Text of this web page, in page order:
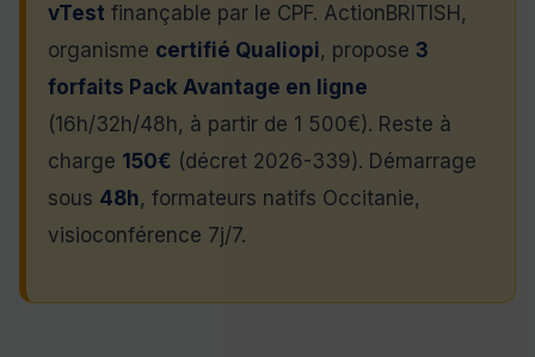
vTest finançable par le CPF. ActionBRITISH,
organisme certifié Qualiopi, propose 3
forfaits Pack Avantage en ligne
(16h/32h/48h, à partir de 1 500€). Reste à
charge 150€ (décret 2026-339). Démarrage
sous 48h, formateurs natifs Occitanie,
visioconférence 7j/7.